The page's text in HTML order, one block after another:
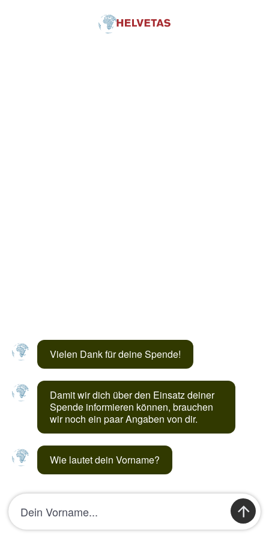
Vielen Dank für deine Spende!
Damit wir dich über den Einsatz deiner
Spende informieren können, brauchen
wir noch ein paar Angaben von dir.
Wie lautet dein Vorname?